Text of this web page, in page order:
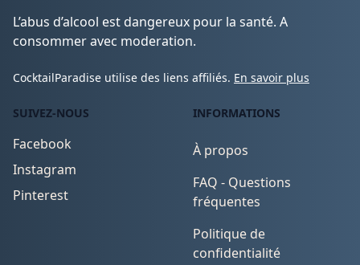
L’abus d’alcool est dangereux pour la santé. A
consommer avec moderation.
CocktailParadise utilise des liens affiliés. En savoir plus
SUIVEZ-NOUS
Facebook
Instagram
Pinterest
INFORMATIONS
À propos
FAQ - Questions
fréquentes
Politique de
confidentialité